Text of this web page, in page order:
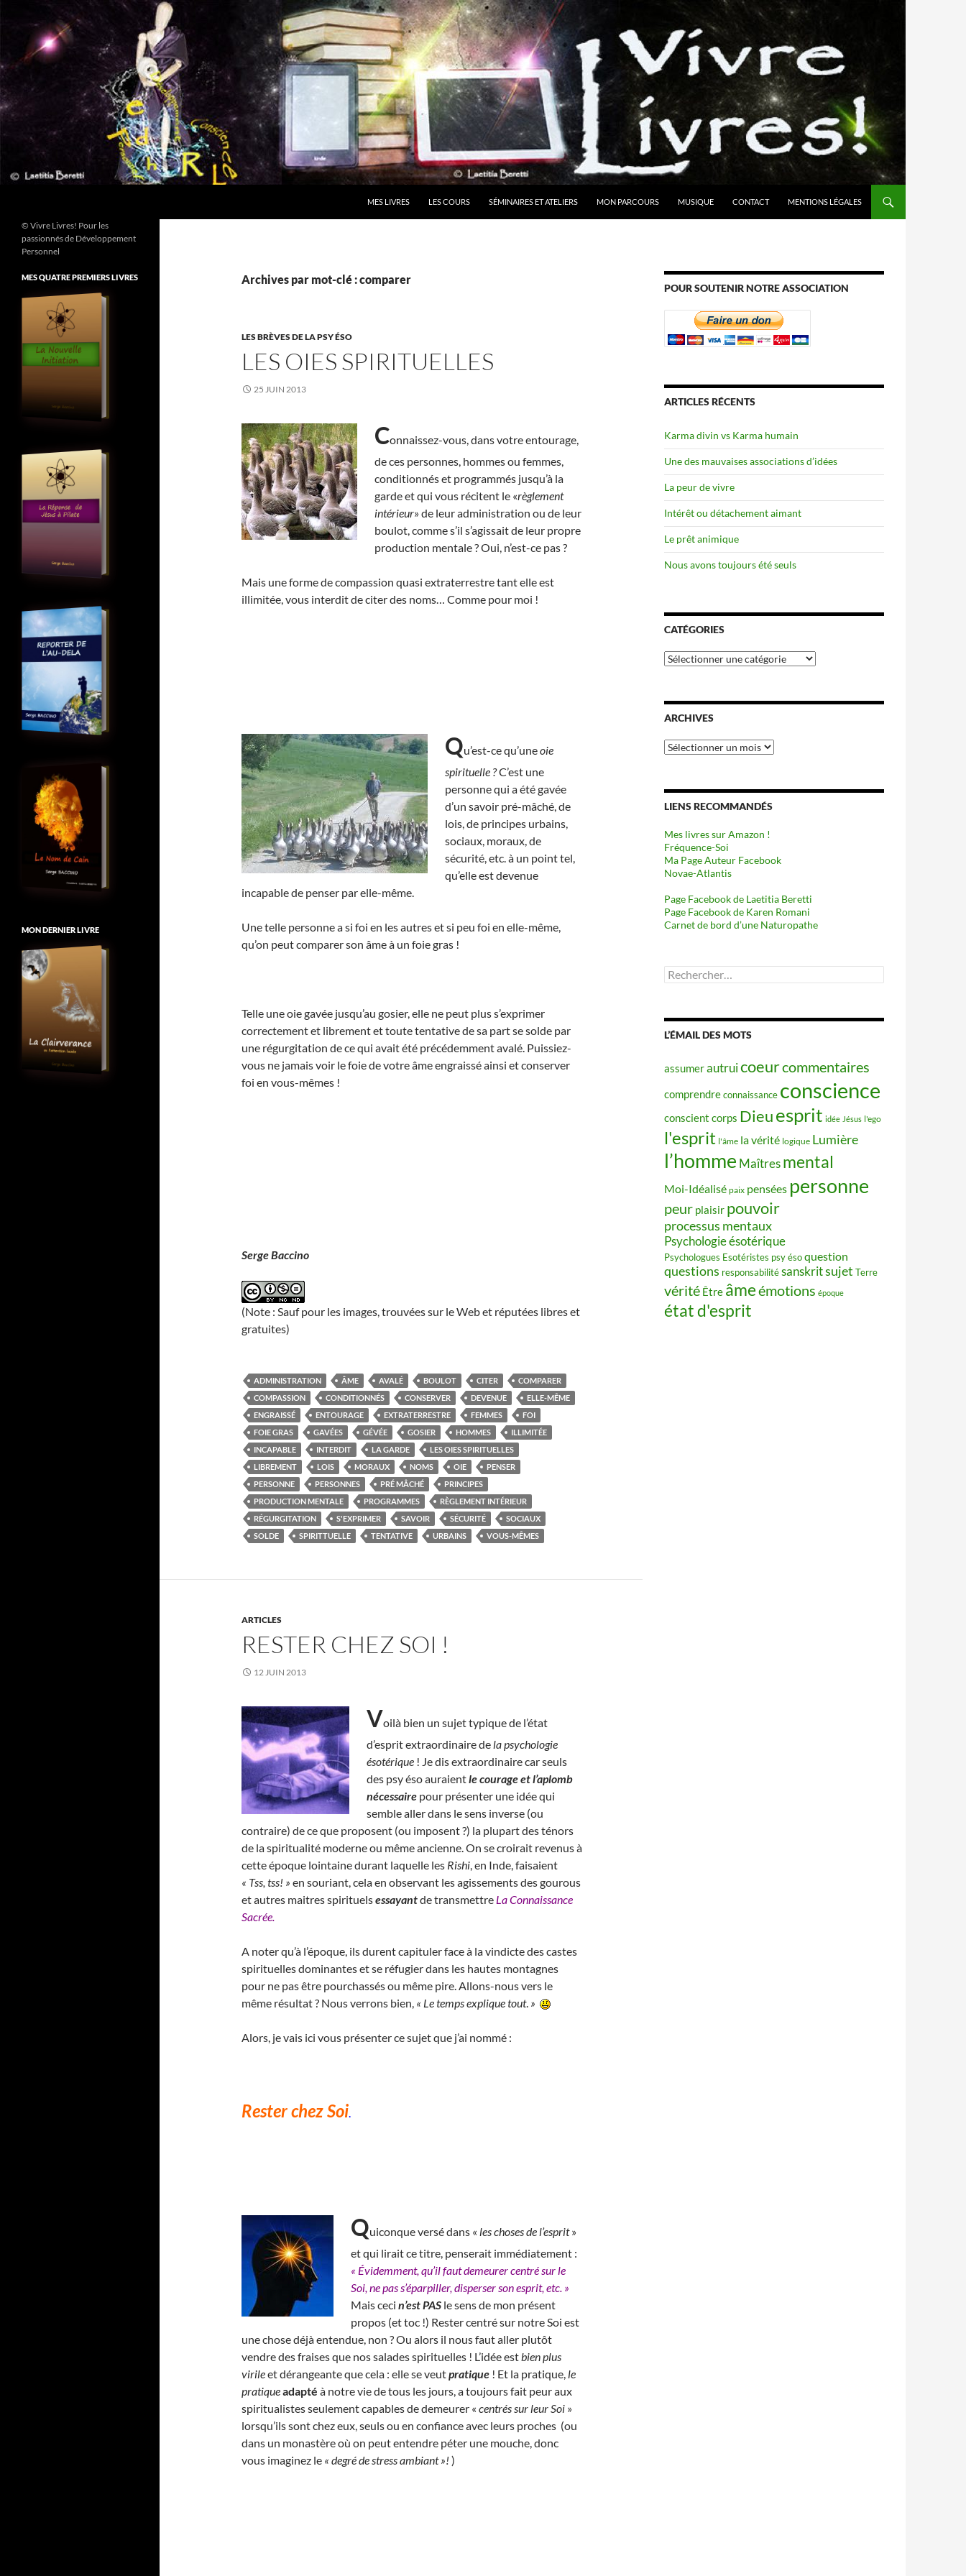
contenu
MES LIVRES LES COURS SÉMINAIRES ET ATELIERS MON PARCOURS MUSIQUE CONTACT MENTIONS LÉGALES
Archives par mot-clé : comparer
LES BRÈVES DE LA PSY ÉSO
LES OIES SPIRITUELLES
25 JUIN 2013
Connaissez-vous, dans votre entourage,
de ces personnes, hommes ou femmes,
conditionnés et programmés jusqu’à la
garde et qui vous récitent le «règlement
intérieur» de leur administration ou de leur
boulot, comme s’il s’agissait de leur propre
production mentale ? Oui, n’est-ce pas ?
Mais une forme de compassion quasi extraterrestre tant elle est
illimitée, vous interdit de citer des noms… Comme pour moi !
Qu’est-ce qu’uneoie
spirituelle ?C’est une
personne qui a été gavée
d’un savoir pré-mâché, de
lois, de principes urbains,
sociaux, moraux, de
sécurité, etc. à un point tel,
qu’elle est devenue
incapable de penser par elle-même.
Une telle personne a si foi en les autres et si peu foi en elle-même,
qu’on peut comparer son âme à un foie gras !
Telle une oie gavée jusqu’au gosier, elle ne peut plus s’exprimer
correctement et librement et toute tentative de sa part se solde par
une régurgitation de ce qui avait été précédemment avalé. Puissiez-
vous ne jamais voir le foie de votre âme engraissé ainsi et conserver
foi en vous-mêmes !
Serge Baccino
(Note : Sauf pour les images, trouvées sur le Web et réputées libres et
gratuites)
ADMINISTRATION ÂME AVALÉ BOULOT CITER
COMPARER
COMPASSION
CONDITIONNÉS CONSERVER DEVENUE
ELLE-MÊME
ENGRAISSÉ
ENTOURAGE EXTRATERRESTRE FEMMES
FOI
FOIE GRAS
GAVÉES GÉVÉE GOSIER HOMMES
ILLIMITÉE
INCAPABLE
INTERDIT LA GARDE
LES OIES SPIRITUELLES
LIBREMENT
LOIS MORAUX NOMS OIE
PENSER
PERSONNE
PERSONNES PRÉ MÂCHÉ
PRINCIPES
PRODUCTION MENTALE
PROGRAMMES
RÈGLEMENT INTÉRIEUR
RÉGURGITATION
S'EXPRIMER SAVOIR SÉCURITÉ
SOCIAUX
SOLDE
SPIRITTUELLE TENTATIVE URBAINS VOUS-MÊMES
ARTICLES
RESTER CHEZ SOI !
12 JUIN 2013
Voilà bien un sujet typique de l’état
d’esprit extraordinaire de la psychologie
ésotérique ! Je dis extraordinaire car seuls
des psy éso auraientle courage et l’aplomb
nécessaire pour présenter une idée qui
semble aller dans le sens inverse (ou
contraire) de ce que proposent (ou imposent ?) la plupart des ténors
de la spiritualité moderne ou même ancienne. On se croirait revenus à
cette époque lointaine durant laquelle les Rishi, en Inde, faisaient
« Tss, tss! » en souriant, cela en observant les agissements des gourous
et autres maitres spirituelsessayantde transmettre La Connaissance
Sacrée.
A noter qu’à l’époque, ils durent capituler face à la vindicte des castes
spirituelles dominantes et se réfugier dans les hautes montagnes
pour ne pas être pourchassés ou même pire. Allons-nous vers le
même résultat ? Nous verrons bien, « Le temps explique tout. »
Alors, je vais ici vous présenter ce sujet que j’ai nommé :
Rester chez Soi.
Quiconque versé dans « les choses de l’esprit»
et qui lirait ce titre, penserait immédiatement :
« Évidemment, qu’il faut demeurer centré sur le
Soi, ne pas s’éparpiller, disperser son esprit, etc. »
Mais ceci n’est PAS le sens de mon présent
propos (et toc !) Rester centré sur notre Soi est
une chose déjà entendue, non ? Ou alors il nous faut aller plutôt
vendre des fraises que nos salades spirituelles ! L’idée estbien plus
virileet dérangeante que cela : elle se veutpratique ! Et la pratique, le
pratiqueadapté à notre vie de tous les jours, a toujours fait peur aux
spiritualistes seulement capables de demeurer « centrés sur leur Soi »
lorsqu’ils sont chez eux, seuls ou en confiance avec leurs proches (ou
dans un monastère où on peut entendre péter une mouche, donc
vous imaginez le « degré de stress ambiant »! )
POUR SOUTENIR NOTRE ASSOCIATION
ARTICLES RÉCENTS
Karma divin vs Karma humain
Une des mauvaises associations d’idées
La peur de vivre
Intérêt ou détachement aimant
Le prêt animique
Nous avons toujours été seuls
CATÉGORIES
Catégories
ARCHIVES
Archives
LIENS RECOMMANDÉS
Mes livres sur Amazon !
Fréquence-Soi
Ma Page Auteur Facebook
Novae-Atlantis
Page Facebook de Laetitia Beretti
Page Facebook de Karen Romani
Carnet de bord d’une Naturopathe
Rechercher :
L’ÉMAIL DES MOTS
assumerautruicoeurcommentaires
comprendreconnaissance conscience
conscient corps Dieuesprit idée Jésus l'ego
l'esprit l'âme la vérité logique Lumière
l’homme Maîtres mental
Moi-Idéalisé paix pensées personne
peur plaisir pouvoir
processus mentaux
Psychologie ésotérique
Psychologues Esotéristes psy ésoquestion
questions responsabilitésanskritsujet Terre
vérité Être âmeémotions époque
état d'esprit
© Vivre Livres! Pour les
passionnés de Développement
Personnel
MES QUATRE PREMIERS LIVRES
MON DERNIER LIVRE